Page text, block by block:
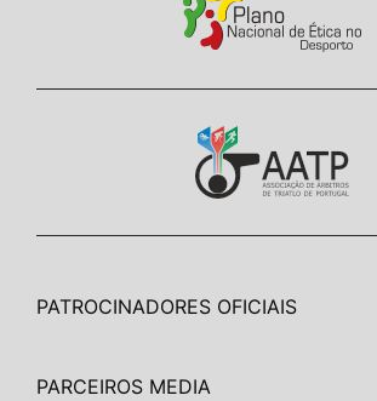
PATROCINADORES OFICIAIS
PARCEIROS MEDIA